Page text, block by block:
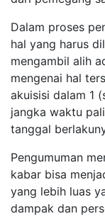
Dalam proses
hal yang harus
mengambil alih
mengenai hal
akuisisi dalam 1
jangka waktu
tanggal
Pengumuman
kabar bisa
yang lebih luas
dampak dan